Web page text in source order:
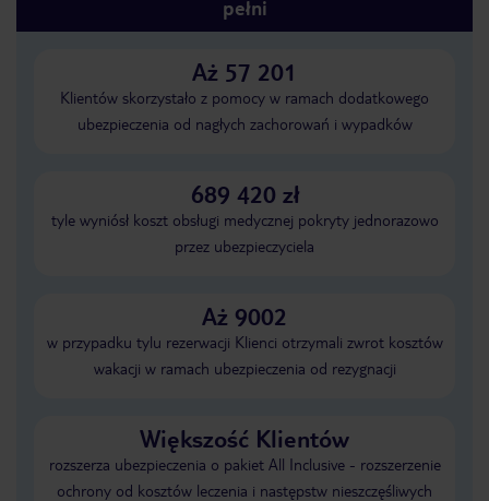
pełni
Aż 57 201
Klientów skorzystało z pomocy w ramach dodatkowego
ubezpieczenia od nagłych zachorowań i wypadków
689 420 zł
tyle wyniósł koszt obsługi medycznej pokryty jednorazowo
przez ubezpieczyciela
Aż 9002
w przypadku tylu rezerwacji Klienci otrzymali zwrot kosztów
wakacji w ramach ubezpieczenia od rezygnacji
Większość Klientów
rozszerza ubezpieczenia o pakiet All Inclusive - rozszerzenie
ochrony od kosztów leczenia i następstw nieszczęśliwych